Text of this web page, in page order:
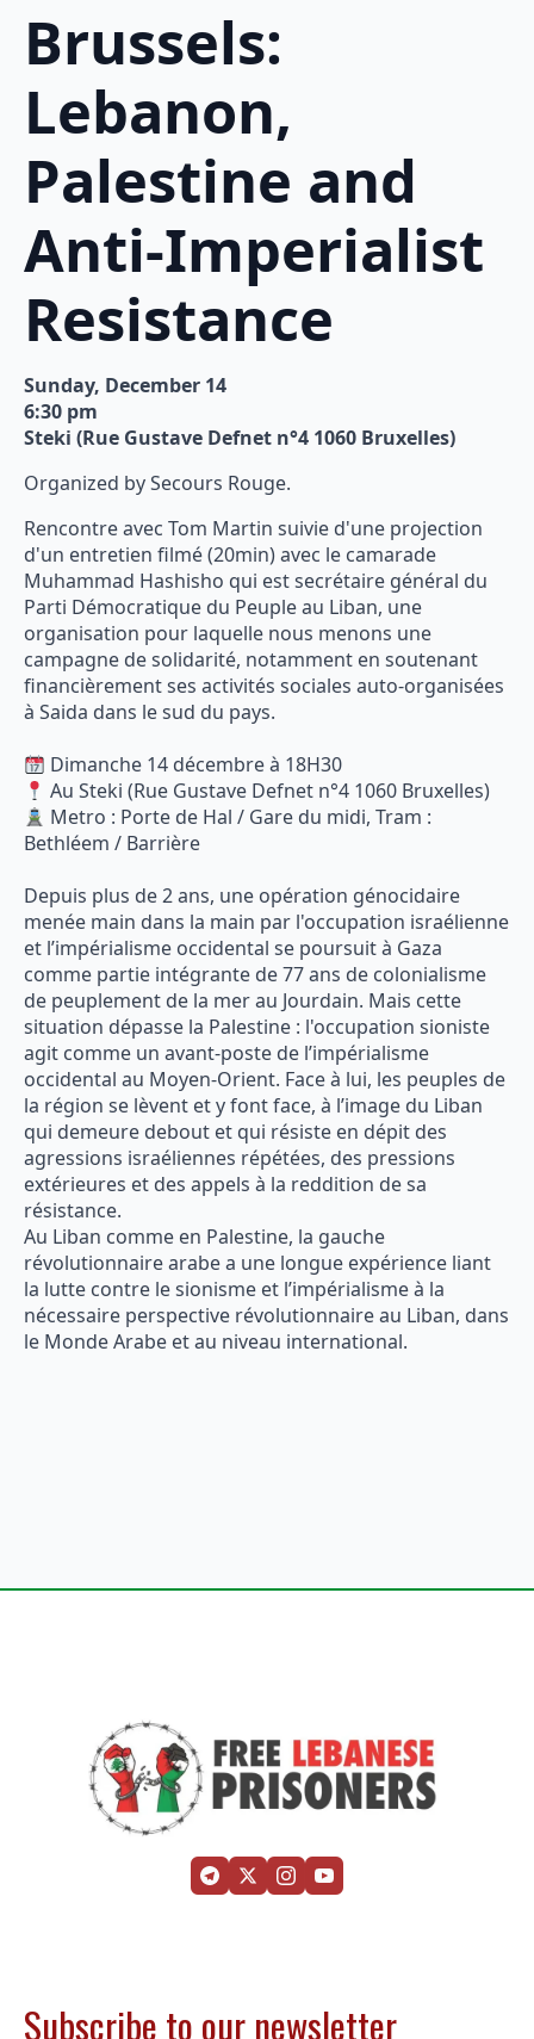
Brussels:
Lebanon,
Palestine and
Anti-Imperialist
Resistance
Sunday, December 14
6:30 pm
Steki (Rue Gustave Defnet n°4 1060 Bruxelles)
Organized by Secours Rouge.
Rencontre avec Tom Martin suivie d'une projection
d'un entretien filmé (20min) avec le camarade
Muhammad Hashisho qui est secrétaire général du
Parti Démocratique du Peuple au Liban, une
organisation pour laquelle nous menons une
campagne de solidarité, notamment en soutenant
financièrement ses activités sociales auto-organisées
à Saida dans le sud du pays.
Dimanche 14 décembre à 18H30
Au Steki (Rue Gustave Defnet n°4 1060 Bruxelles)
Metro : Porte de Hal / Gare du midi, Tram :
Bethléem / Barrière
Depuis plus de 2 ans, une opération génocidaire
menée main dans la main par l'occupation israélienne
et l’impérialisme occidental se poursuit à Gaza
comme partie intégrante de 77 ans de colonialisme
de peuplement de la mer au Jourdain. Mais cette
situation dépasse la Palestine : l'occupation sioniste
agit comme un avant-poste de l’impérialisme
occidental au Moyen-Orient. Face à lui, les peuples de
la région se lèvent et y font face, à l’image du Liban
qui demeure debout et qui résiste en dépit des
agressions israéliennes répétées, des pressions
extérieures et des appels à la reddition de sa
résistance.
Au Liban comme en Palestine, la gauche
révolutionnaire arabe a une longue expérience liant
la lutte contre le sionisme et l’impérialisme à la
nécessaire perspective révolutionnaire au Liban, dans
le Monde Arabe et au niveau international.
Subscribe to our newsletter